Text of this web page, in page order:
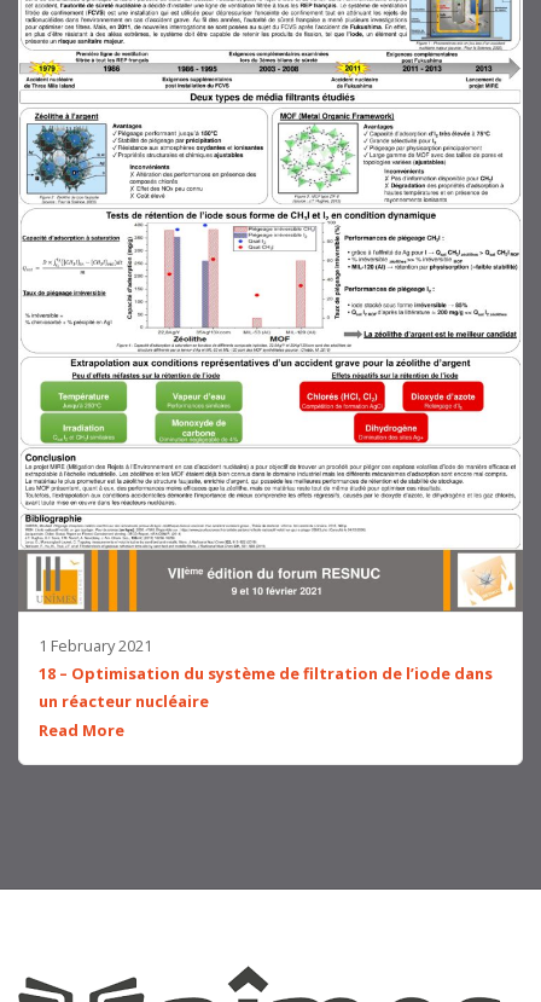
1 February 2021
18 – Optimisation du système de filtration de l’iode dans
un réacteur nucléaire
Read More